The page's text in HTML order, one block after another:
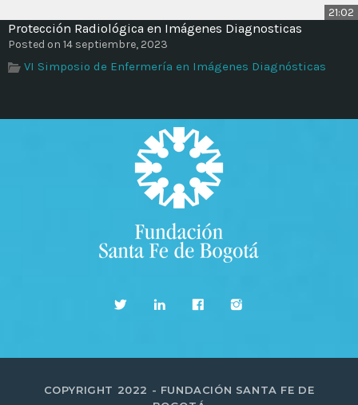
21:02
Protección Radiológica en Imágenes Diagnosticas
Posted on 14 septiembre, 2023
VI Simposio de Enfermería en Imágenes Diagnósticas
COPYRIGHT 2022 - FUNDACIÓN SANTA FE DE